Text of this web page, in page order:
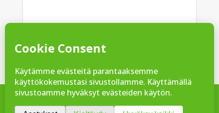
© Rantakivi Foods 2025 –